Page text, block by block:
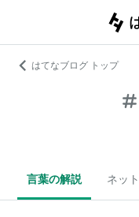
はてなブログ トップ
言葉の解説 ネッ